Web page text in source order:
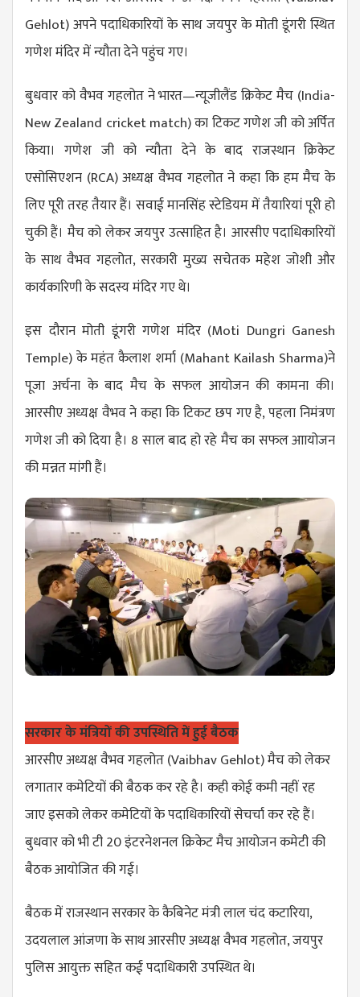
Gehlot) अपने पदाधिकारियों के साथ जयपुर के मोती डूंगरी स्थित
गणेश मंदिर में न्यौता देने पहुंच गए।
बुधवार को वैभव गहलोत ने भारत—न्यूजीलैंड क्रिकेट मैच (India-
New Zealand cricket match) का टिकट गणेश जी को अर्पित
किया। गणेश जी को न्यौता देने के बाद राजस्थान क्रिकेट
एसोसिएशन (RCA) अध्यक्ष वैभव गहलोत ने कहा कि हम मैच के
लिए पूरी तरह तैयार हैं। सवाई मानसिंह स्टेडियम में तैयारियां पूरी हो
चुकी हैं। मैच को लेकर जयपुर उत्साहित है। आरसीए पदाधिकारियों
के साथ वैभव गहलोत, सरकारी मुख्य सचेतक महेश जोशी और
कार्यकारिणी के सदस्य मंदिर गए थे।
इस दौरान मोती डूंगरी गणेश मंदिर (Moti Dungri Ganesh
Temple) के महंत कैलाश शर्मा (Mahant Kailash Sharma)ने
पूजा अर्चना के बाद मैच के सफल आयोजन की कामना की।
आरसीए अध्यक्ष वैभव ने कहा कि टिकट ​छप गए है, पहला निमंत्रण
गणेश जी को दिया है। 8 साल बाद हो रहे मैच का सफल आायोजन
की मन्नत मांगी हैं।
सरकार के मंत्रियों की उपस्थिति में हुई बैठक
आरसीए अध्यक्ष वैभव गहलोत (Vaibhav Gehlot) मैच को लेकर
लगातार कमेटियों की बैठक कर रहे है। कही कोई कमी नहीं रह
जाए इसको लेकर कमेटियों के पदाधिकारियों सेचर्चा कर रहे हैं।
बुधवार को भी टी 20 इंटरनेशनल क्रिकेट मैच आयोजन कमेटी की
बैठक आयोजित की गई।
बैठक में राजस्थान सरकार के कैबिनेट मंत्री लाल चंद कटारिया,
उदयलाल आंजणा के साथ आरसीए अध्यक्ष वैभव गहलोत, जयपुर
पुलिस आयुक्त सहित कई पदाधिकारी उपस्थित थे।